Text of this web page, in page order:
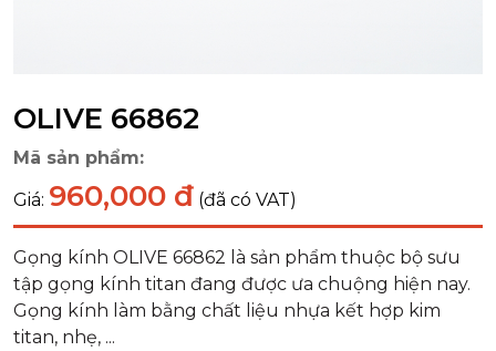
OLIVE 66862
Mã sản phẩm:
Giá: 960,000 đ (đã có VAT)
Gọng kính OLIVE 66862 là sản phẩm thuộc bộ sưu
tập gọng kính titan đang được ưa chuộng hiện nay.
Gọng kính làm bằng chất liệu nhựa kết hợp kim
titan, nhẹ, ...